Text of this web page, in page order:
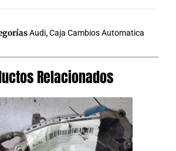
Audi,Caja Cambios Automatica
Relacionados